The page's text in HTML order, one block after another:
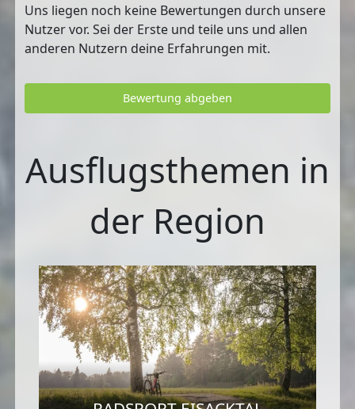
Uns liegen noch keine Bewertungen durch unsere
Nutzer vor. Sei der Erste und teile uns und allen
anderen Nutzern deine Erfahrungen mit.
Bewertung abgeben
Ausflugsthemen in
der Region